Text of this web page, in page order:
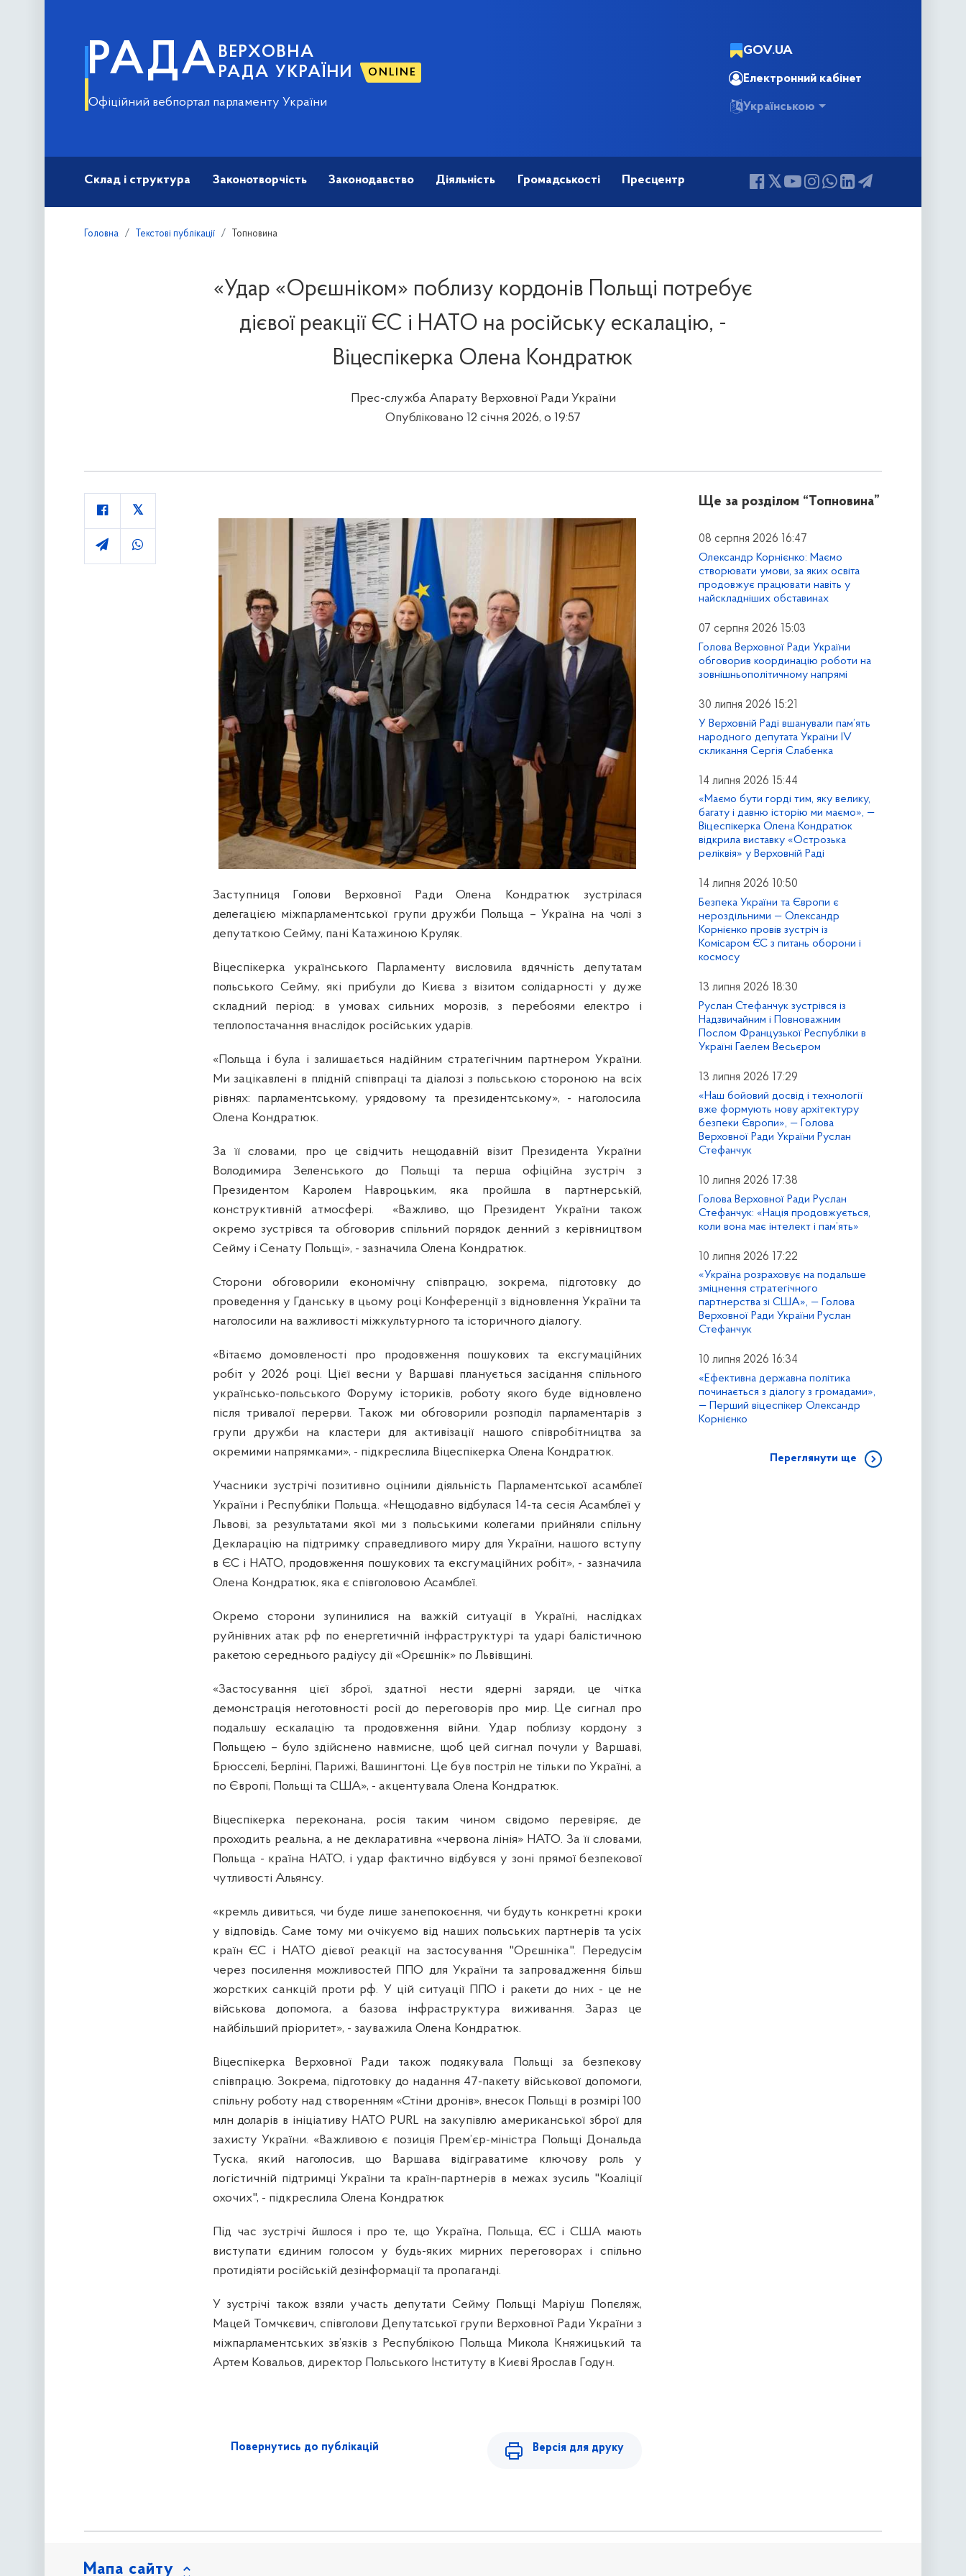
РАДА ВЕРХОВНА
РАДА УКРАЇНИ
ONLINE
Офіційний вебпортал парламенту України
GOV.UA
Електронний кабінет
Українською
Склад і структура Законотворчість Законодавство Діяльність Громадськості Пресцентр
Головна Текстові публікації Топновина
«Удар «Орєшніком» поблизу кордонів Польщі потребує
дієвої реакції ЄС і НАТО на російську ескалацію, -
Віцеспікерка Олена Кондратюк
Прес-служба Апарату Верховної Ради України
Опубліковано 12 січня 2026, о 19:57
Заступниця Голови Верховної Ради Олена Кондратюк зустрілася
делегацією міжпарламентської групи дружби Польща – Україна на чолі з
депутаткою Сейму, пані Катажиною Круляк.
Віцеспікерка українського Парламенту висловила вдячність депутатам
польського Сейму, які прибули до Києва з візитом солідарності у дуже
складний період: в умовах сильних морозів, з перебоями електро і
теплопостачання внаслідок російських ударів.
«Польща і була і залишається надійним стратегічним партнером України.
Ми зацікавлені в плідній співпраці та діалозі з польською стороною на всіх
рівнях: парламентському, урядовому та президентському», - наголосила
Олена Кондратюк.
За її словами, про це свідчить нещодавній візит Президента України
Володимира Зеленського до Польщі та перша офіційна зустріч з
Президентом Каролем Навроцьким, яка пройшла в партнерській,
конструктивній атмосфері.
«Важливо, що Президент України також
окремо зустрівся та обговорив спільний порядок денний з керівництвом
Сейму і Сенату Польщі», - зазначила Олена Кондратюк.
Сторони обговорили економічну співпрацю, зокрема, підготовку до
проведення у Гданську в цьому році Конференції з відновлення України та
наголосили на важливості міжкультурного та історичного діалогу.
«Вітаємо домовленості про продовження пошукових та ексгумаційних
робіт у 2026 році. Цієї весни у Варшаві планується засідання спільного
українсько-польського Форуму істориків, роботу якого буде відновлено
після тривалої перерви. Також ми обговорили розподіл парламентарів з
групи дружби на кластери для активізації нашого співробітництва за
окремими напрямками», - підкреслила Віцеспікерка Олена Кондратюк.
Учасники зустрічі позитивно оцінили діяльність Парламентської асамблеї
України і Республіки Польща. «Нещодавно відбулася 14-та сесія Асамблеї у
Львові, за результатами якої ми з польськими колегами прийняли спільну
Декларацію на підтримку справедливого миру для України, нашого вступу
в ЄС і НАТО, продовження пошукових та ексгумаційних робіт», - зазначила
Олена Кондратюк, яка є співголовою Асамблеї.
Окремо сторони зупинилися на важкій ситуації в Україні, наслідках
руйнівних атак рф по енергетичній інфраструктурі та ударі балістичною
ракетою середнього радіусу дії «Орєшнік» по Львівщині.
«Застосування цієї зброї, здатної нести ядерні заряди, це чітка
демонстрація неготовності росії до переговорів про мир. Це сигнал про
подальшу ескалацію та продовження війни. Удар поблизу кордону з
Польщею – було здійснено навмисне, щоб цей сигнал почули у Варшаві,
Брюсселі, Берліні, Парижі, Вашингтоні. Це був постріл не тільки по Україні, а
по Європі, Польщі та США», - акцентувала Олена Кондратюк.
Віцеспікерка переконана, росія таким чином свідомо перевіряє, де
проходить реальна, а не декларативна «червона лінія» НАТО. За її словами,
Польща - країна НАТО, і удар фактично відбувся у зоні прямої безпекової
чутливості Альянсу.
«кремль дивиться, чи буде лише занепокоєння, чи будуть конкретні кроки
у відповідь. Саме тому ми очікуємо від наших польських партнерів та усіх
країн ЄС і НАТО дієвої реакції на застосування "Орєшніка". Передусім
через посилення можливостей ППО для України та запровадження більш
жорстких санкцій проти рф. У цій ситуації ППО і ракети до них - це не
військова допомога, а базова інфраструктура виживання. Зараз це
найбільший пріоритет», - зауважила Олена Кондратюк.
Віцеспікерка Верховної Ради також подякувала Польщі за безпекову
співпрацю. Зокрема, підготовку до надання 47-пакету військової допомоги,
спільну роботу над створенням «Стіни дронів», внесок Польщі в розмірі 100
млн доларів в ініціативу НАТО PURL на закупівлю американської зброї для
захисту України. «Важливою є позиція Прем’єр-міністра Польщі Дональда
Туска, який наголосив, що Варшава відіграватиме ключову роль у
логістичній підтримці України та країн-партнерів в межах зусиль "Коаліції
охочих", - підкреслила Олена Кондратюк
Під час зустрічі йшлося і про те, що Україна, Польща, ЄС і США мають
виступати єдиним голосом у будь-яких мирних переговорах і спільно
протидіяти російській дезінформації та пропаганді.
У зустрічі також взяли участь депутати Сейму Польщі Маріуш Попєляж,
Мацей Томчкєвич, співголови Депутатської групи Верховної Ради України з
міжпарламентських зв’язків з Республікою Польща Микола Княжицький та
Артем Ковальов, директор Польського Інституту в Києві Ярослав Годун.
Повернутись до публікацій Версія для друку
Ще за розділом “Топновина”
08 серпня 2026 16:47
Олександр Корнієнко: Маємо
створювати умови, за яких освіта
продовжує працювати навіть у
найскладніших обставинах
07 серпня 2026 15:03
Голова Верховної Ради України
обговорив координацію роботи на
зовнішньополітичному напрямі
30 липня 2026 15:21
У Верховній Раді вшанували пам’ять
народного депутата України IV
скликання Сергія Слабенка
14 липня 2026 15:44
«Маємо бути горді тим, яку велику,
багату і давню історію ми маємо», —
Віцеспікерка Олена Кондратюк
відкрила виставку «Острозька
реліквія» у Верховній Раді
14 липня 2026 10:50
Безпека України та Європи є
нероздільними — Олександр
Корнієнко провів зустріч із
Комісаром ЄС з питань оборони і
космосу
13 липня 2026 18:30
Руслан Стефанчук зустрівся із
Надзвичайним і Повноважним
Послом Французької Республіки в
Україні Гаелем Весьєром
13 липня 2026 17:29
«Наш бойовий досвід і технології
вже формують нову архітектуру
безпеки Європи», — Голова
Верховної Ради України Руслан
Стефанчук
10 липня 2026 17:38
Голова Верховної Ради Руслан
Стефанчук: «Нація продовжується,
коли вона має інтелект і пам’ять»
10 липня 2026 17:22
«Україна розраховує на подальше
зміцнення стратегічного
партнерства зі США», — Голова
Верховної Ради України Руслан
Стефанчук
10 липня 2026 16:34
«Ефективна державна політика
починається з діалогу з громадами»,
— Перший віцеспікер Олександр
Корнієнко
Переглянути ще
Мапа сайту